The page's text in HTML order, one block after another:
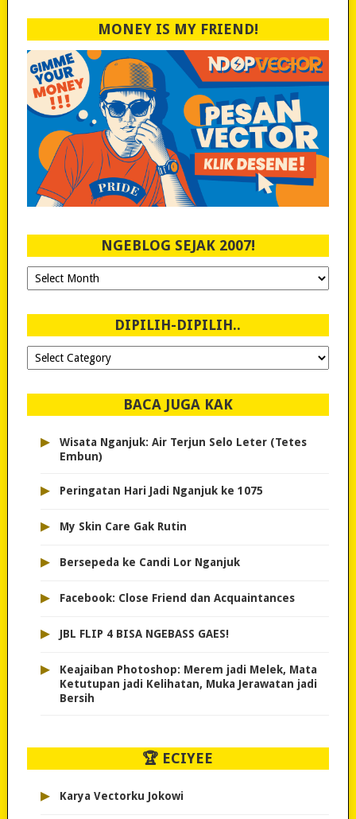
MONEY IS MY FRIEND!
NGEBLOG SEJAK 2007!
Ngeblog
Sejak
DIPILIH-DIPILIH..
Dipilih-
dipilih..
BACA JUGA KAK
▸
Wisata Nganjuk: Air Terjun Selo Leter (Tetes
Embun)
▸ Peringatan Hari Jadi Nganjuk ke 1075
▸ My Skin Care Gak Rutin
▸ Bersepeda ke Candi Lor Nganjuk
▸ Facebook: Close Friend dan Acquaintances
▸ JBL FLIP 4 BISA NGEBASS GAES!
▸
Keajaiban Photoshop: Merem jadi Melek, Mata
Ketutupan jadi Kelihatan, Muka Jerawatan jadi
Bersih
🏆 ECIYEE
▸ Karya Vectorku Jokowi